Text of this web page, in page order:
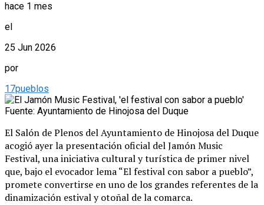
hace 1 mes
el
25 Jun 2026
por
17pueblos
Fuente: Ayuntamiento de Hinojosa del Duque
El Salón de Plenos del Ayuntamiento de Hinojosa del Duque
acogió ayer la presentación oficial del Jamón Music
Festival, una iniciativa cultural y turística de primer nivel
que, bajo el evocador lema “El festival con sabor a pueblo”,
promete convertirse en uno de los grandes referentes de la
dinamización estival y otoñal de la comarca.